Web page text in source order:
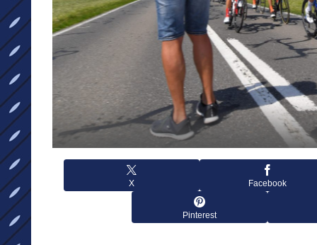
X Facebook
Pinterest